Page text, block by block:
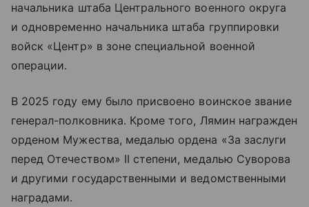
начальника штаба Центрального военного округа
и одновременно начальника штаба группировки
войск «Центр» в зоне специальной военной
операции.
В 2025 году ему было присвоено воинское звание
генерал-полковника. Кроме того, Лямин награжден
орденом Мужества, медалью ордена «За заслуги
перед Отечеством» II степени, медалью Суворова
и другими государственными и ведомственными
наградами.